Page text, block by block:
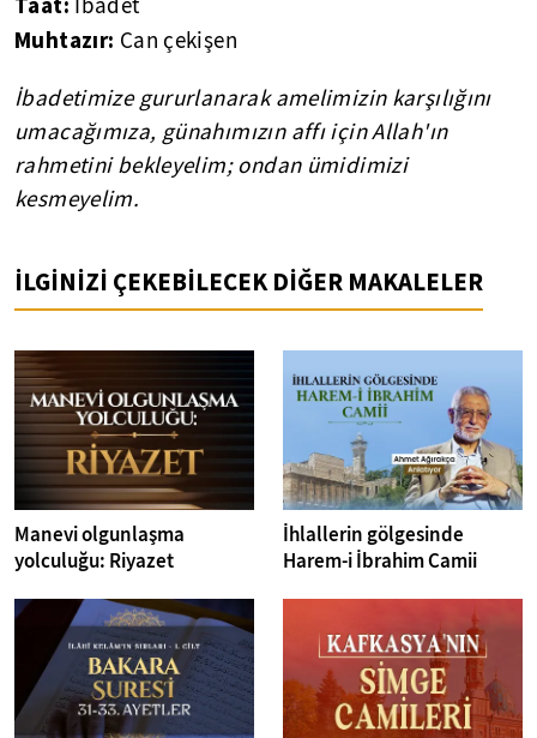
İbadet
Muhtazır: Can çekişen
İbadetimize gururlanarak amelimizin karşılığını
umacağımıza, günahımızın affı için Allah'ın
rahmetini bekleyelim; ondan ümidimizi
kesmeyelim.
İLGİNİZİ ÇEKEBİLECEK DİĞER MAKALELER
Manevi olgunlaşma
yolculuğu: Riyazet
İhlallerin gölgesinde
Harem-i İbrahim Camii